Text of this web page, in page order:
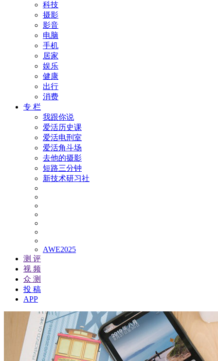
科技
摄影
影音
电脑
手机
居家
娱乐
健康
出行
消费
专 栏
我跟你说
爱活历史课
爱活电刑室
爱活角斗场
去他的摄影
短路三分钟
新技术研习社
AWE2025
测 评
视 频
众 测
投 稿
APP